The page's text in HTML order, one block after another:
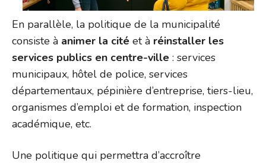
En parallèle, la politique de la municipalité
consiste à animer la cité et à réinstaller les
services publics en centre-ville : services
municipaux, hôtel de police, services
départementaux, pépinière d’entreprise, tiers-lieu,
organismes d’emploi et de formation, inspection
académique, etc.
Une politique qui permettra d’accroître